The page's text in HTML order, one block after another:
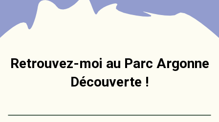
Retrouvez-moi au Parc Argonne
Découverte !